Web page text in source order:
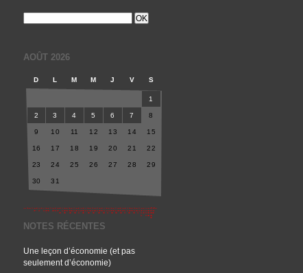
AOÛT 2026
D L M M J V S
1
2 3 4 5 6 7 8
9 10 11 12 13 14 15
16 17 18 19 20 21 22
23 24 25 26 27 28 29
30 31
NOTES RÉCENTES
Une leçon d’économie (et pas
seulement d’économie)